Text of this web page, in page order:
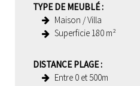
TYPE DE MEUBLÉ:
Maison / Villa
Superficie 180 m²
DISTANCE PLAGE:
Entre 0 et 500m